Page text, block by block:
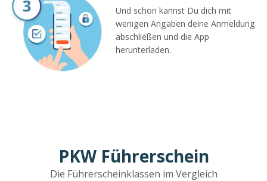
Und schon kannst Du dich mit
wenigen Angaben deine Anmeldung
abschließen und die App
herunterladen.
PKW Führerschein
Die Führerscheinklassen im Vergleich